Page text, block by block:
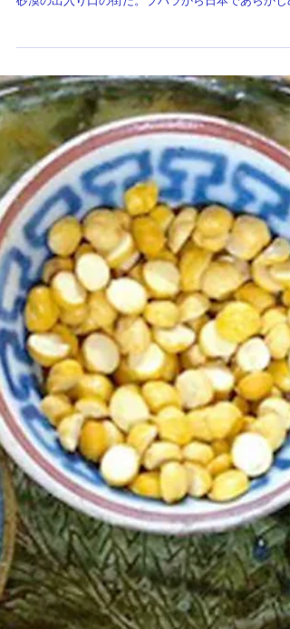
Rahmat! Oʻzbekiston ブハラを後にして向かったの
砂漠の出入り口の街だ。ブハラから日本であらかじめ
地を車窓から眺めながら、どこまでも永遠に続くので
はないかと思...